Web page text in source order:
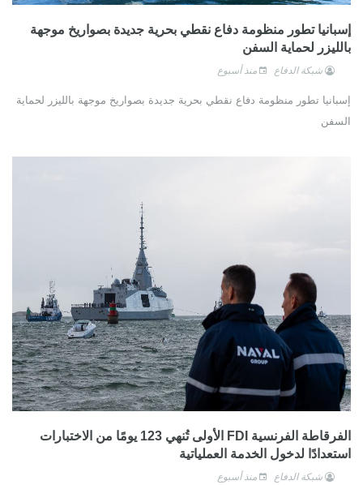
إسبانيا تطور منظومة دفاع نقطي بحرية جديدة بصواريخ موجهة
بالليزر لحماية السفن
شبكة الدفاع منذ أسبوع
إسبانيا تطور منظومة دفاع نقطي بحرية جديدة بصواريخ موجهة بالليزر لحماية
السفن
الفرقاطة الفرنسية FDI الأولى تُنهي 123 يومًا من الاختبارات
استعدادًا لدخول الخدمة العملياتية
شبكة الدفاع منذ أسبوع